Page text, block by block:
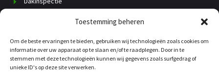
Toestemming beheren
Om de beste ervaringen te bieden, gebruiken wij technologieën zoals cookies om
informatie over uw apparaat op te slaan en/of te raadplegen. Door in te
stemmen met deze technologieën kunnen wij gegevens zoals surfgedrag of
unieke ID's op deze site verwerken.
Daklekkage
Dakisolatie
Dakgoten